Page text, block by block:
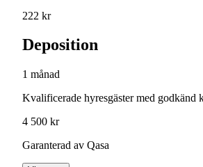
222 kr
Deposition
1 månad
Kvalificerade hyresgäster med godkänd
4 500 kr
Garanterad av Qasa